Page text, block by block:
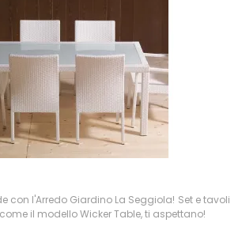
con l'Arredo Giardino La Seggiola! Set e tavoli
il modello Wicker Table, ti aspettano!